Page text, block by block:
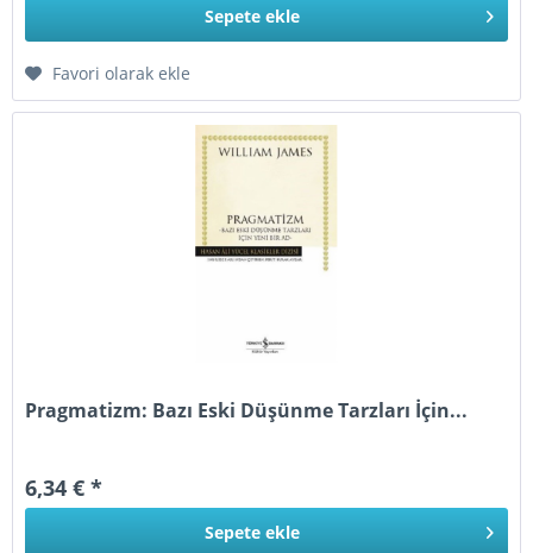
Sepete ekle
Favori olarak ekle
Pragmatizm: Bazı Eski Düşünme Tarzları İçin...
6,34 € *
Sepete ekle